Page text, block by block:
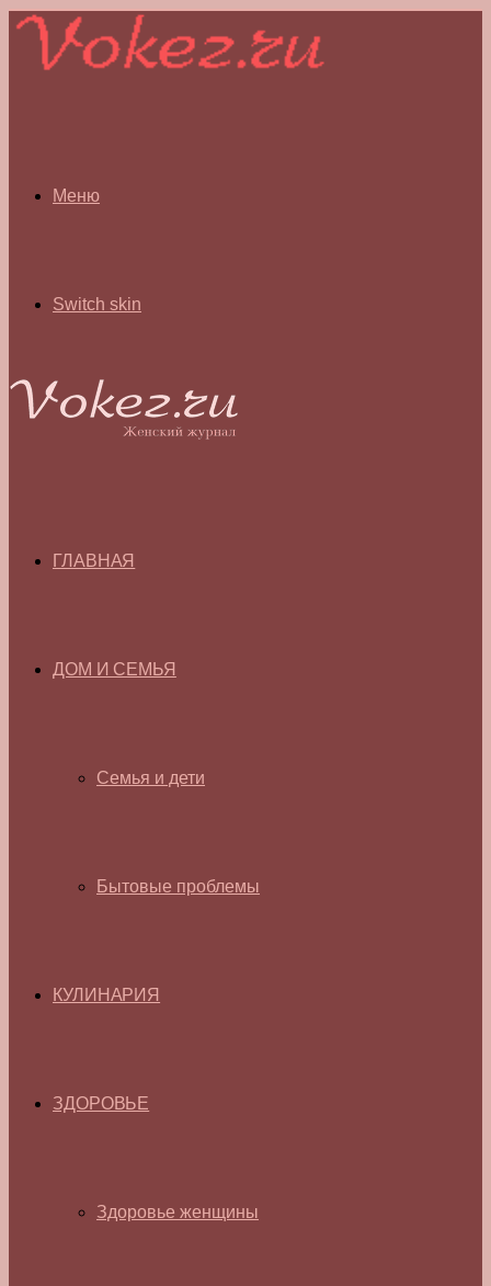
Меню
Switch skin
ГЛАВНАЯ
ДОМ И СЕМЬЯ
Семья и дети
Бытовые проблемы
КУЛИНАРИЯ
ЗДОРОВЬЕ
Здоровье женщины